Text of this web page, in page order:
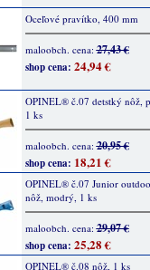
Oceľové pravítko, 400 mm
maloobch. cena:27,43 €
shop cena: 24,94 €
OPINEL® č.07 detstký nôž,
1 ks
maloobch. cena:20,95 €
shop cena: 18,21 €
OPINEL® č.07 Junior
nôž, modrý, 1 ks
maloobch. cena:29,07 €
shop cena: 25,28 €
OPINEL® č.08 nôž, 1 ks